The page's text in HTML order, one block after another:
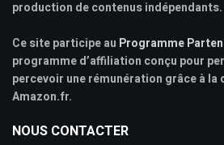
production de contenus indépendants.
Ce site participe au Programme
programme d’affiliation conçu pour
percevoir une rémunération grâce à la
Amazon.fr.
NOUS CONTACTER